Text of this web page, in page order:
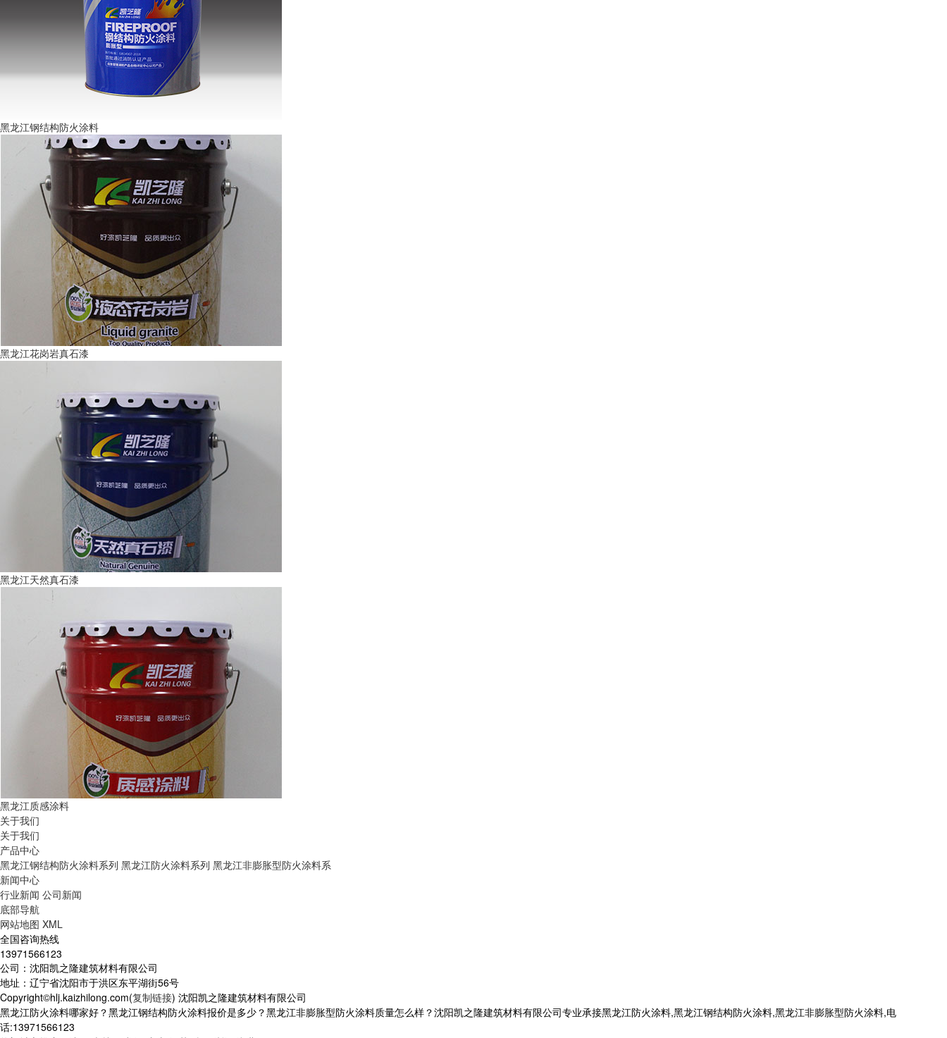
黑龙江钢结构防火涂料
黑龙江花岗岩真石漆
黑龙江天然真石漆
黑龙江质感涂料
关于我们
关于我们
产品中心
黑龙江钢结构防火涂料系列 黑龙江防火涂料系列 黑龙江非膨胀型防火涂料系
新闻中心
行业新闻 公司新闻
底部导航
网站地图 XML
全国咨询热线
13971566123
公司：沈阳凯之隆建筑材料有限公司
地址：辽宁省沈阳市于洪区东平湖街56号
Copyright©hlj.kaizhilong.com(复制链接) 沈阳凯之隆建筑材料有限公司
黑龙江防火涂料哪家好？黑龙江钢结构防火涂料报价是多少？黑龙江非膨胀型防火涂料质量怎么样？沈阳凯之隆建筑材料有限公司专业承接黑龙江防火涂料,黑龙江钢结构防火涂料,黑龙江非膨胀型防火涂料,电
话:13971566123